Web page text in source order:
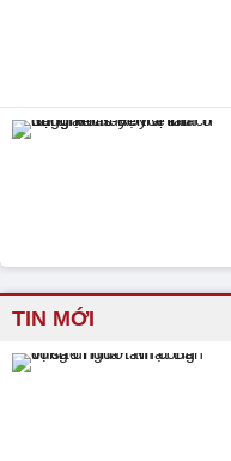
TIN MỚI